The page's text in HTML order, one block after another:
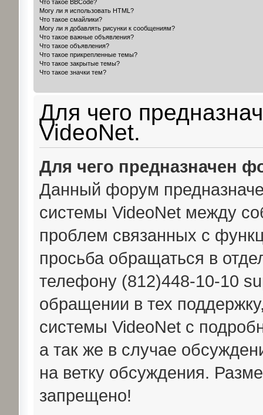
Что такое BBCode?
Могу ли я использовать HTML?
Что такое смайлики?
Могу ли я добавлять рисунки к сообщениям?
Что такое важные объявления?
Что такое объявления?
Что такое прикрепленные темы?
Что такое закрытые темы?
Что такое значки тем?
Для чего
VideoNet.
Для чего предназначен
Данный форум
системы VideoNet между
проблем связанных с
просьба обращаться в
телефону (812)448-10-10
обращении в тех
системы VideoNet с
а так же в случае
на ветку обсуждения.
запрещено!